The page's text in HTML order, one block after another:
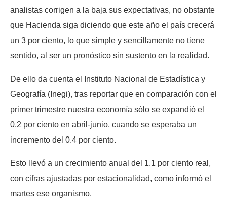
analistas corrigen a la baja sus expectativas, no obstante
que Hacienda siga diciendo que este año el país crecerá
un 3 por ciento, lo que simple y sencillamente no tiene
sentido, al ser un pronóstico sin sustento en la realidad.
De ello da cuenta el Instituto Nacional de Estadística y
Geografía (Inegi), tras reportar que en comparación con el
primer trimestre nuestra economía sólo se expandió el
0.2 por ciento en abril-junio, cuando se esperaba un
incremento del 0.4 por ciento.
Esto llevó a un crecimiento anual del 1.1 por ciento real,
con cifras ajustadas por estacionalidad, como informó el
martes ese organismo.